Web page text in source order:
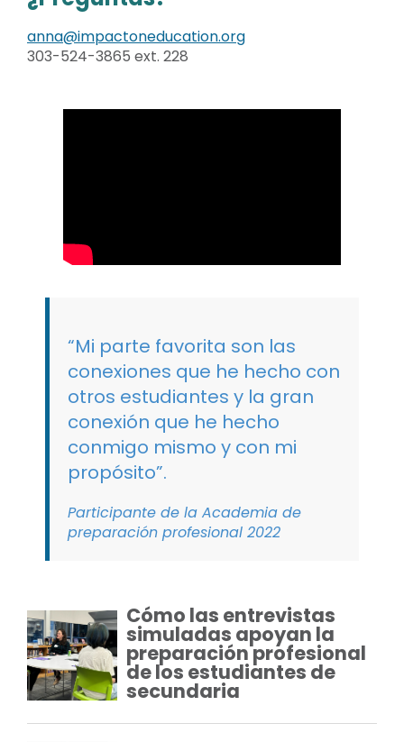
anna@impactoneducation.org
303-524-3865 ext. 228
“Mi parte favorita son las
conexiones que he hecho con
otros estudiantes y la gran
conexión que he hecho
conmigo mismo y con mi
propósito”.
Participante de la Academia de
preparación profesional 2022
Cómo las entrevistas
simuladas apoyan la
preparación profesional
de los estudiantes de
secundaria